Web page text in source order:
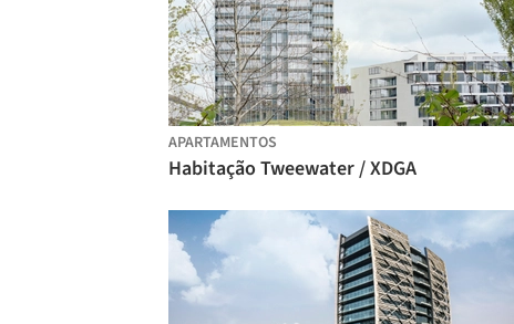
APARTAMENTOS
Habitação Tweewater / XDGA